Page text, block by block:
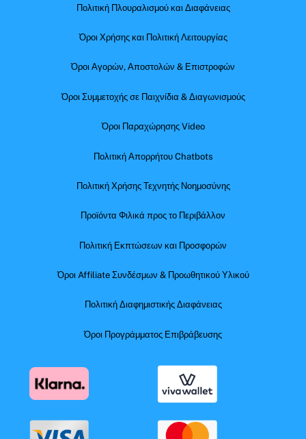
Πολιτική Πλουραλισμού και Διαφάνειας
Όροι Χρήσης και Πολιτική Λειτουργίας
Όροι Αγορών, Αποστολών & Επιστροφών
Όροι Συμμετοχής σε Παιχνίδια & Διαγωνισμούς
Όροι Παραχώρησης Video
Πολιτική Απορρήτου Chatbots
Πολιτική Χρήσης Τεχνητής Νοημοσύνης
Προϊόντα Φιλικά προς το Περιβάλλον
Πολιτική Εκπτώσεων και Προσφορών
Όροι Affiliate Συνδέσμων & Προωθητικού Υλικού
Πολιτική Διαφημιστικής Διαφάνειας
Όροι Προγράμματος Επιβράβευσης